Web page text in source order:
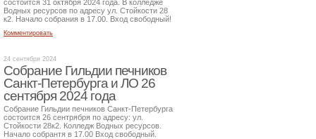
состоится 31 октября 2024 года. В колледже
Водных ресурсов по адресу ул. Стойкости 28
к2. Начало собрания в 17.00. Вход свободный!
Комментировать
24 сентября 2024
Собрание Гильдии печников
Санкт-Петербурга и ЛО 26
сентября 2024 года
Собрание Гильдии печников Санкт-Петербурга
состоится 26 сентрября по адресу: ул.
Стойкости 28к2. Колледж Водных ресурсов.
Начало собрантя в 17.00 Вход свободный.